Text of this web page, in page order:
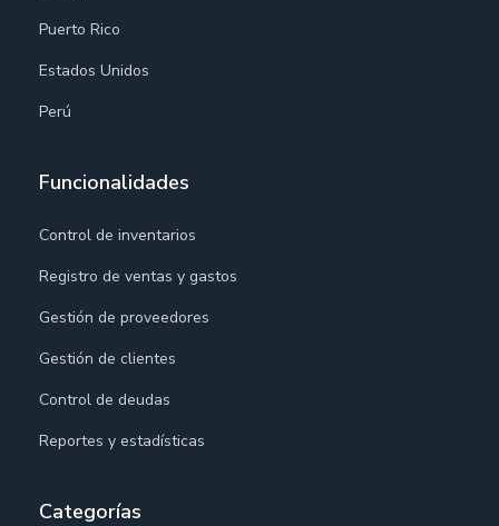
Puerto Rico
Estados Unidos
Perú
Funcionalidades
Control de inventarios
Registro de ventas y gastos
Gestión de proveedores
Gestión de clientes
Control de deudas
Reportes y estadísticas
Categorías